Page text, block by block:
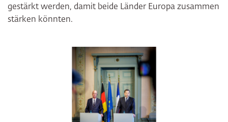
gestärkt werden, damit beide Länder Europa zusammen
stärken könnten.
Bildergalerie überspringen